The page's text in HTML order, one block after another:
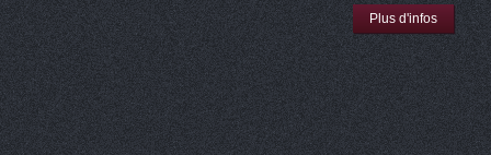
Plus d'infos